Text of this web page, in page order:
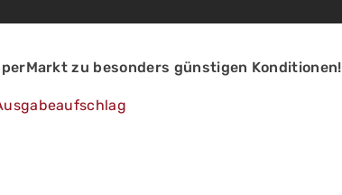
zu besonders günstigen Konditionen!